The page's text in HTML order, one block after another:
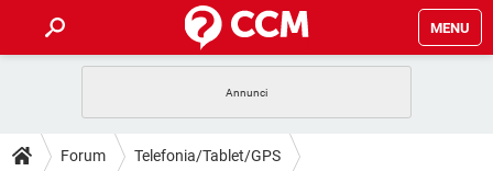
MENU
INTRATTENIMENTO ANDROID
GUIDE
Forum Telefonia/Tablet/GPS